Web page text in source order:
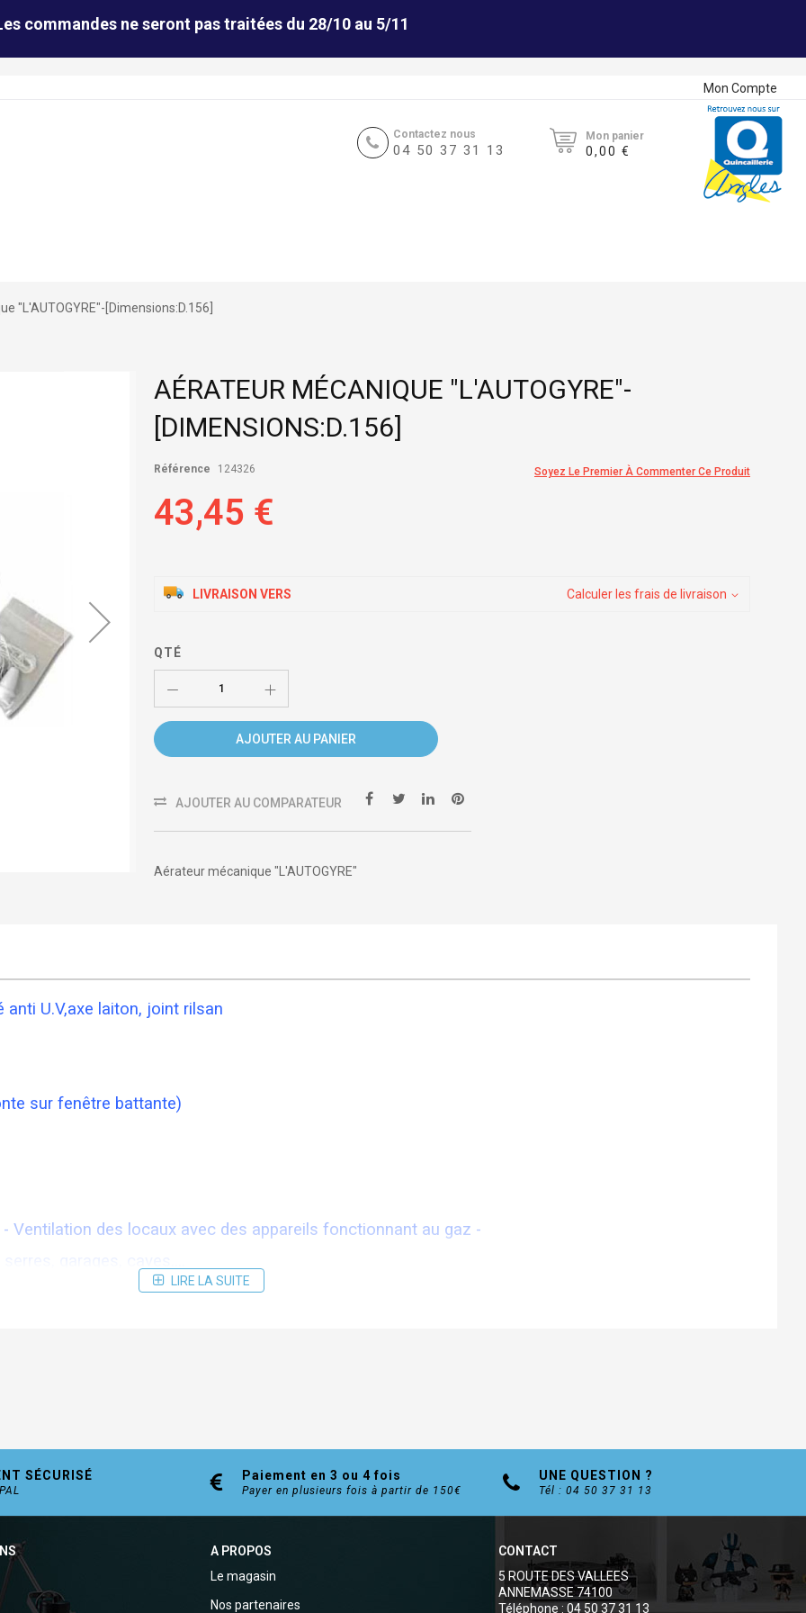
commandes ne seront pas traitées du 28/10 au 5/11
Mon Compte
Contactez nous
04 50 37 31 13
Mon panier
0,00 €
"L'AUTOGYRE"-[Dimensions:D.156]
AÉRATEUR MÉCANIQUE "L'AUTOGYRE"-
[DIMENSIONS:D.156]
Soyez Le Premier À Commenter Ce Produit
Référence 124326
43,45 €
LIVRAISON VERS Calculer les frais de livraison
QTÉ
AJOUTER AU PANIER
AJOUTER AU COMPARATEUR
Aérateur mécanique "L'AUTOGYRE"
U.V,axe laiton, joint rilsan
sur fenêtre battante)
Ventilation des locaux avec des appareils fonctionnant au gaz -
garages, caves....
rilsan (fourni avec l'aérateur) sur la découpe de la vitre (D156 ou 192mm suivant les modèles)
LIRE LA SUITE
SÉCURISÉ Paiement en 3 ou 4 fois
Payer en plusieurs fois à partir de 150€
UNE QUESTION ?
Tél : 04 50 37 31 13
A PROPOS
Le magasin
Nos partenaires
CONTACT
5 ROUTE DES VALLEES
ANNEMASSE 74100
Téléphone : 04 50 37 31 13